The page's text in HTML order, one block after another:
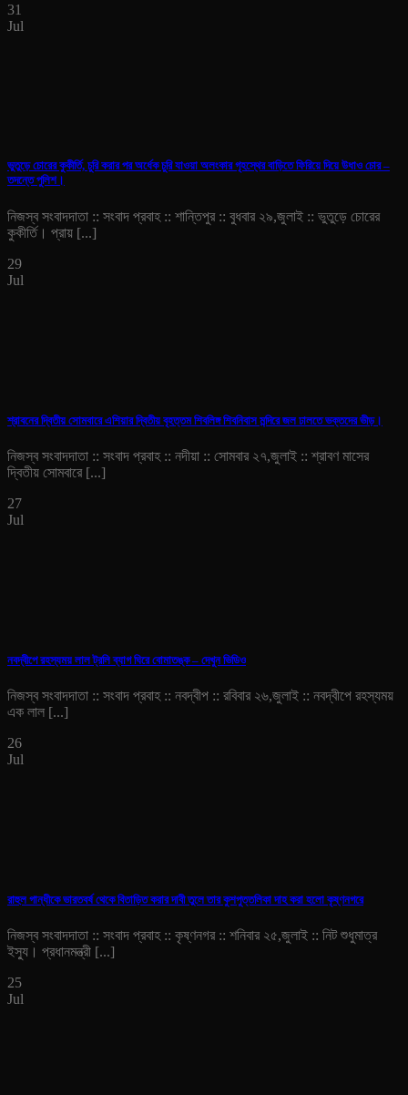
31
Jul
ভুতুড়ে চোরের কুকীর্তি, চুরি করার পর অর্ধেক চুরি যাওয়া অলংকার গৃহস্থের বাড়িতে ফিরিয়ে দিয়ে উধাও চোর –
তদন্তে পুলিশ।
নিজস্ব সংবাদদাতা :: সংবাদ প্রবাহ :: শান্তিপুর :: বুধবার ২৯,জুলাই :: ভুতুড়ে চোরের
কুকীর্তি। প্রায় [...]
29
Jul
শ্রাবনের দ্বিতীয় সোমবারে এশিয়ার দ্বিতীয় বৃহত্তম শিবলিঙ্গ শিবনিবাস মন্দিরে জল ঢালতে ভক্তদের ভীড়।
নিজস্ব সংবাদদাতা :: সংবাদ প্রবাহ :: নদীয়া :: সোমবার ২৭,জুলাই :: শ্রাবণ মাসের
দ্বিতীয় সোমবারে [...]
27
Jul
নবদ্বীপে রহস্যময় লাল ট্রলি ব্যাগ ঘিরে বোমাতঙ্ক – দেখুন ভিডিও
নিজস্ব সংবাদদাতা :: সংবাদ প্রবাহ :: নবদ্বীপ :: রবিবার ২৬,জুলাই :: নবদ্বীপে রহস্যময়
এক লাল [...]
26
Jul
রাহুল গান্ধীকে ভারতবর্ষ থেকে বিতাড়িত করার দাবী তুলে তার কুশপুত্তলিকা দাহ করা হলো কৃষ্ণনগরে
নিজস্ব সংবাদদাতা :: সংবাদ প্রবাহ :: কৃষ্ণনগর :: শনিবার ২৫,জুলাই :: নিট শুধুমাত্র
ইস্যু। প্রধানমন্ত্রী [...]
25
Jul